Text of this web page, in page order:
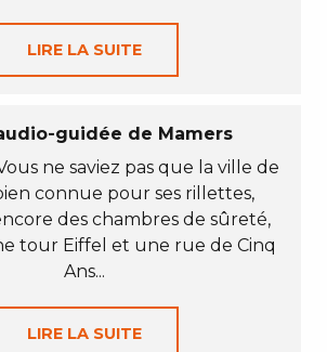
LIRE LA SUITE
guidée de Mamers
ne saviez pas que la ville de
connue pour ses rillettes,
des chambres de sûreté,
tour Eiffel et une rue de Cinq
Ans...
LIRE LA SUITE